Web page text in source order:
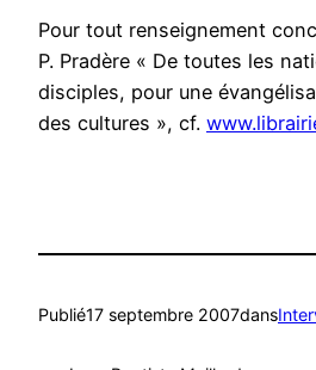
Pour tout renseignement
P. Pradère « De toutes les
disciples, pour une
des cultures », cf.
Publié17 septembre 2007dans